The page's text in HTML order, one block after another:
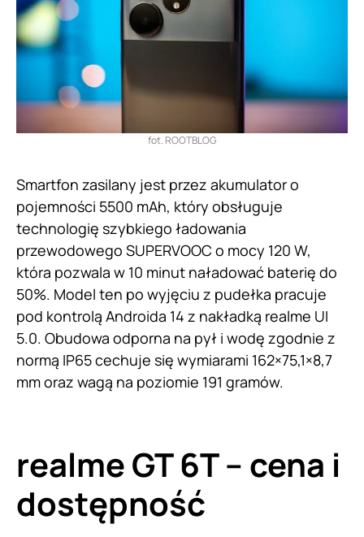
fot. ROOTBLOG
Smartfon zasilany jest przez akumulator o
pojemności 5500 mAh, który obsługuje
technologię szybkiego ładowania
przewodowego SUPERVOOC o mocy 120 W,
która pozwala w 10 minut naładować baterię do
50%. Model ten po wyjęciu z pudełka pracuje
pod kontrolą Androida 14 z nakładką realme UI
5.0. Obudowa odporna na pył i wodę zgodnie z
normą IP65 cechuje się wymiarami 162×75,1×8,7
mm oraz wagą na poziomie 191 gramów.
realme GT 6T – cena i
dostępność